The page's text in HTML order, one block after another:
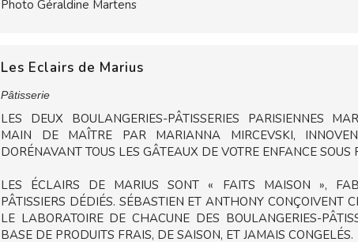
Photo Géraldine Martens
Les Eclairs de Marius
Pâtisserie
LES DEUX BOULANGERIES-PÂTISSERIES PARISIENNES
MAIN DE MAÎTRE PAR MARIANNA MIRCEVSKI,
DORÉNAVANT TOUS LES GÂTEAUX DE VOTRE ENFANCE SOUS
LES ÉCLAIRS DE MARIUS SONT « FAITS MAISON »,
PÂTISSIERS DÉDIÉS. SÉBASTIEN ET ANTHONY CONÇOIVENT
LE LABORATOIRE DE CHACUNE DES BOULANGERIES-
BASE DE PRODUITS FRAIS, DE SAISON, ET JAMAIS CONGELÉS.